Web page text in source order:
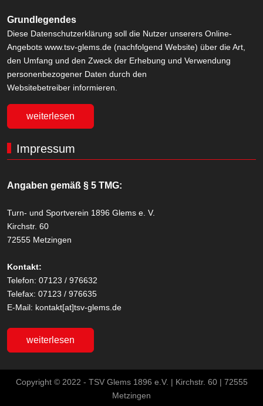
Grundlegendes
Diese Datenschutzerklärung soll die Nutzer unserers Online-
Angebots www.tsv-glems.de (nachfolgend Website) über die Art,
den Umfang und den Zweck der Erhebung und Verwendung
personenbezogener Daten durch den
Websitebetreiber informieren.
weiterlesen
Impressum
Angaben gemäß § 5 TMG:
Turn- und Sportverein 1896 Glems e. V.
Kirchstr. 60
72555 Metzingen
Kontakt:
Telefon: 07123 / 976632
Telefax: 07123 / 976635
E-Mail: kontakt[at]tsv-glems.de
weiterlesen
Copyright © 2022 - TSV Glems 1896 e.V. | Kirchstr. 60 | 72555
Metzingen